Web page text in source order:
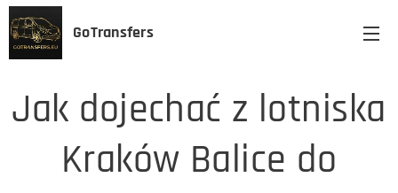
GoTransfers
Jak dojechać z lotniska
Kraków Balice do